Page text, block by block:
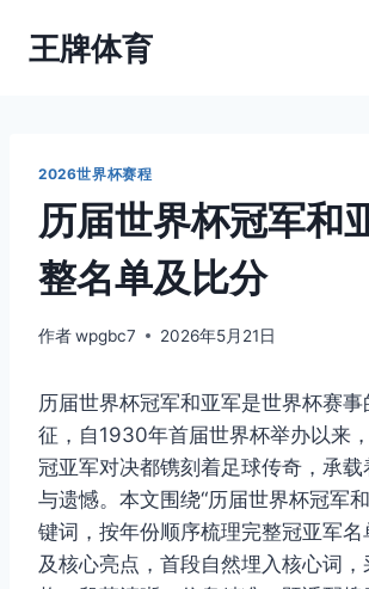
王牌体育
2026世界杯赛程
历届世界杯冠军和
整名单及比分
作者wpgbc7 2026年5月21日
历届世界杯冠军和亚军是世界杯赛事
征，自1930年首届世界杯举办以来
冠亚军对决都镌刻着足球传奇，承
与遗憾。本文围绕“历届世界杯冠军
键词，按年份顺序梳理完整冠亚军名
及核心亮点，首段自然埋入核心词